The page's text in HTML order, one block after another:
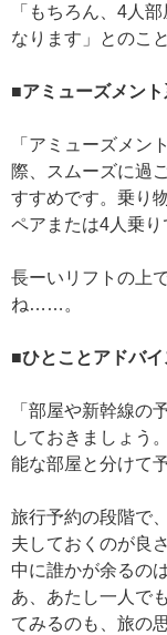
「もちろん、4人
なります」とのこと
■アミューズメン
「アミューズメン
際、スムーズに過
すすめです。乗り
ペアまたは4人乗り
長ーいリフトの上
ね……。
■ひとことアドバイ
「部屋や新幹線の
しておきましょう
能な部屋と分けて
旅行予約の段階で
夫しておくのが良
中に誰かが余るの
あ、あたし一人で
てみるのも、旅の